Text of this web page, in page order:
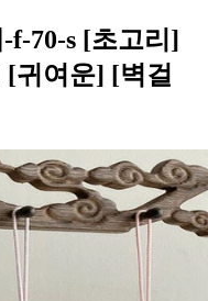
f-70-s [초고리]
귀여운] [벽걸